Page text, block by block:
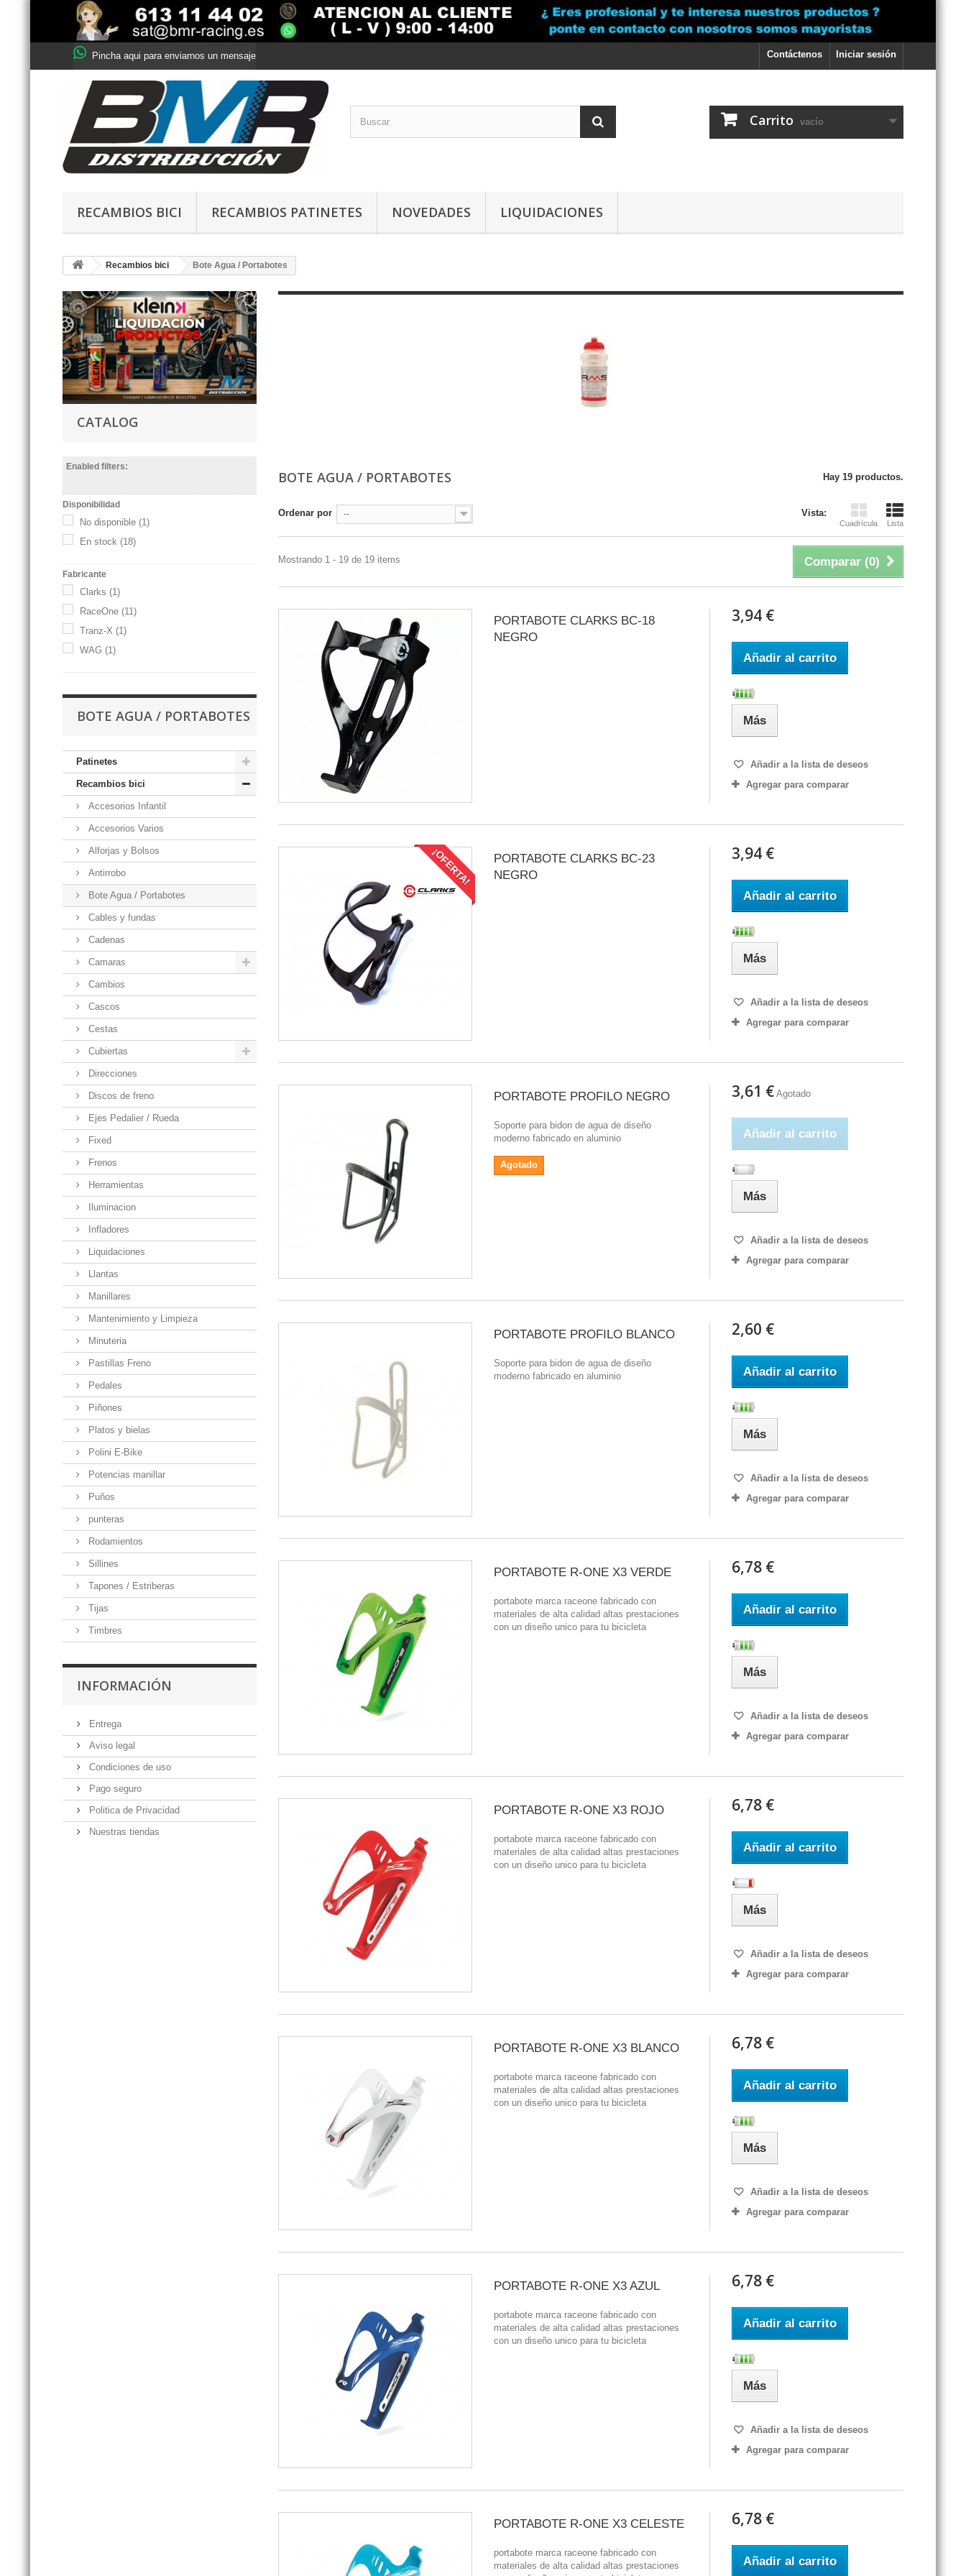
Iniciar sesión
Contáctenos
Pincha aqui para enviarnos un mensaje
Carrito vacío
RECAMBIOS BICI RECAMBIOS PATINETES NOVEDADES LIQUIDACIONES
Recambios bici Bote Agua / Portabotes
CATALOG
Enabled filters:
Disponibilidad
No disponible (1)
En stock (18)
Fabricante
Clarks (1)
RaceOne (11)
Tranz-X (1)
WAG (1)
BOTE AGUA / PORTABOTES
Patinetes
Recambios bici
Accesorios Infantil
Accesorios Varios
Alforjas y Bolsos
Antirrobo
Bote Agua / Portabotes
Cables y fundas
Cadenas
Camaras
Cambios
Cascos
Cestas
Cubiertas
Direcciones
Discos de freno
Ejes Pedalier / Rueda
Fixed
Frenos
Herramientas
Iluminacion
Infladores
Liquidaciones
Llantas
Manillares
Mantenimiento y Limpieza
Minuteria
Pastillas Freno
Pedales
Piñones
Platos y bielas
Polini E-Bike
Potencias manillar
Puños
punteras
Rodamientos
Sillines
Tapones / Estriberas
Tijas
Timbres
INFORMACIÓN
Entrega
Aviso legal
Condiciones de uso
Pago seguro
Politica de Privacidad
Nuestras tiendas
BOTE AGUA / PORTABOTES Hay 19 productos.
Vista:
Cuadrícula Lista
Ordenar por --
Comparar (0)
Mostrando 1 - 19 de 19 items
PORTABOTE CLARKS BC-18
NEGRO
3,94 €
Añadir al carrito
Más
Añadir a la lista de deseos
Agregar para comparar
¡OFERTA!
PORTABOTE CLARKS BC-23
NEGRO
3,94 €
Añadir al carrito
Más
Añadir a la lista de deseos
Agregar para comparar
PORTABOTE PROFILO NEGRO
Soporte para bidon de agua de diseño
moderno fabricado en aluminio
Agotado
3,61 € Agotado
Añadir al carrito
Más
Añadir a la lista de deseos
Agregar para comparar
PORTABOTE PROFILO BLANCO
Soporte para bidon de agua de diseño
moderno fabricado en aluminio
2,60 €
Añadir al carrito
Más
Añadir a la lista de deseos
Agregar para comparar
PORTABOTE R-ONE X3 VERDE
portabote marca raceone fabricado con
materiales de alta calidad altas prestaciones
con un diseño unico para tu bicicleta
6,78 €
Añadir al carrito
Más
Añadir a la lista de deseos
Agregar para comparar
PORTABOTE R-ONE X3 ROJO
portabote marca raceone fabricado con
materiales de alta calidad altas prestaciones
con un diseño unico para tu bicicleta
6,78 €
Añadir al carrito
Más
Añadir a la lista de deseos
Agregar para comparar
PORTABOTE R-ONE X3 BLANCO
portabote marca raceone fabricado con
materiales de alta calidad altas prestaciones
con un diseño unico para tu bicicleta
6,78 €
Añadir al carrito
Más
Añadir a la lista de deseos
Agregar para comparar
PORTABOTE R-ONE X3 AZUL
portabote marca raceone fabricado con
materiales de alta calidad altas prestaciones
con un diseño unico para tu bicicleta
6,78 €
Añadir al carrito
Más
Añadir a la lista de deseos
Agregar para comparar
PORTABOTE R-ONE X3 CELESTE
portabote marca raceone fabricado con
materiales de alta calidad altas prestaciones
6,78 €
Añadir al carrito